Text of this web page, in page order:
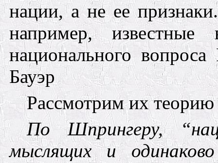
нации, а не ее
например,
национального вопроса
Бауэр
Рассмотрим их
ПоШпрингеру,
мыслящих и